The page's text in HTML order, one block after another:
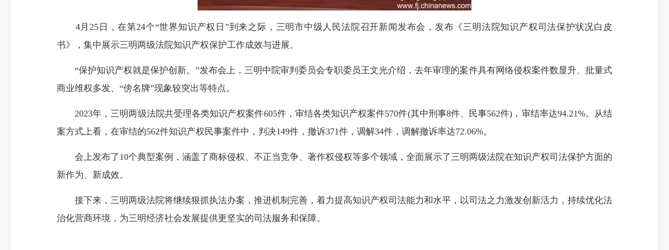
4月25日，在第24个“世界知识产权日”到来之际，三明市中级人民法院召开新闻发布会，发布《三明法院知识产权司法保护状况白皮
书》，集中展示三明两级法院知识产权保护工作成效与进展。
“保护知识产权就是保护创新。”发布会上，三明中院审判委员会专职委员王文光介绍，去年审理的案件具有网络侵权案件数显升、批量式
商业维权多发、“傍名牌”现象较突出等特点。
2023年，三明两级法院共受理各类知识产权案件605件，审结各类知识产权案件570件(其中刑事8件、民事562件)，审结率达94.21%。从结
案方式上看，在审结的562件知识产权民事案件中，判决149件，撤诉371件，调解34件，调解撤诉率达72.06%。
会上发布了10个典型案例，涵盖了商标侵权、不正当竞争、著作权侵权等多个领域，全面展示了三明两级法院在知识产权司法保护方面的
新作为、新成效。
接下来，三明两级法院将继续狠抓执法办案，推进机制完善，着力提高知识产权司法能力和水平，以司法之力激发创新活力，持续优化法
治化营商环境，为三明经济社会发展提供更坚实的司法服务和保障。